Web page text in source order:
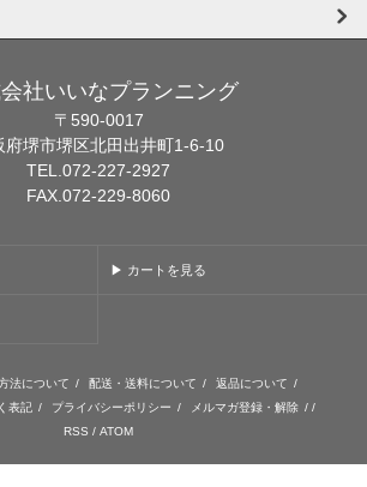
社いいなプランニング
〒590-0017
府堺市堺区北田出井町1-6-10
TEL.072-227-2927
FAX.072-229-8060
▶ カートを見る
法について / 配送・送料について / 返品について /
表記 / プライバシーポリシー / メルマガ登録・解除 / /
RSS / ATOM